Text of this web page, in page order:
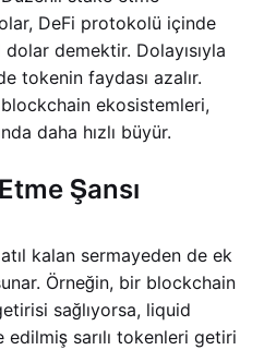
DeFi protokolü içinde
demektir. Dolayısıyla
tokenin faydası azalır.
ekosistemleri,
daha hızlı büyür.
Şansı
kalan sermayeden de ek
Örneğin, bir blockchain
sağlıyorsa, liquid
edilmiş sarılı tokenleri getiri